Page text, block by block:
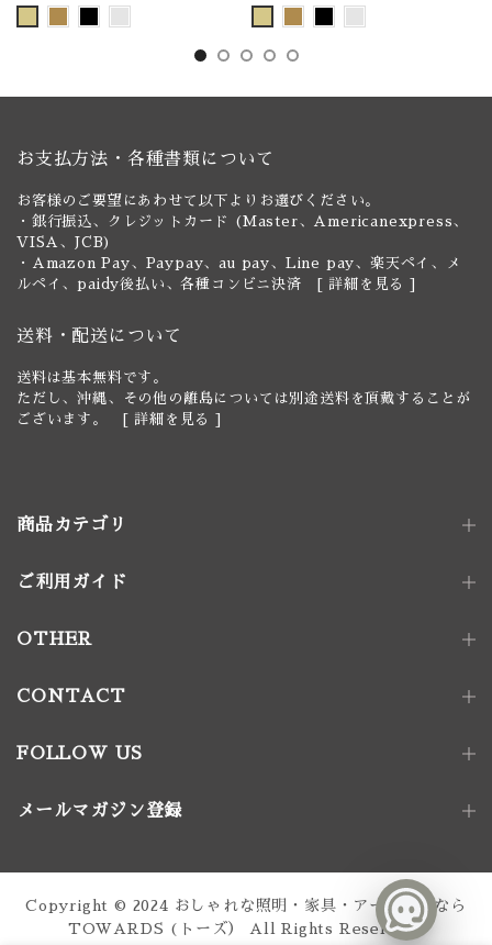
お支払方法・各種書類について
お客様のご要望にあわせて以下よりお選びください。
・銀行振込、クレジットカード (Master、Americanexpress、
VISA、JCB)
・Amazon Pay、Paypay、au pay、Line pay、楽天ペイ、メ
ルペイ、paidy後払い、各種コンビニ決済 [ 詳細を見る
送料・配送について
送料は基本無料です。
ただし、沖縄、その他の離島については別途送料を頂戴することが
ございます。 [ 詳細を見る
商品カテゴリ
照明器具
ペンダントライト｜多灯
テーブル脚
ご利用ガイド
OTHER
CONTACT
FOLLOW US
メールマガジン登録
Copyright © 2024 おしゃれな照明・家具・アート通販なら
TOWARDS (トーズ）
All Rights Reserved.